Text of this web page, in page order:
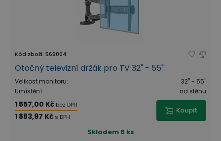
Kód zboží: 569004
Otočný televizní držák pro TV 32" - 55"
Velikost monitoru:
32" - 55"
Umístění: na stěnu
1 557,00 Kč bez DPH
1 883,97 Kč s DPH
Koupit
Skladem 6 ks